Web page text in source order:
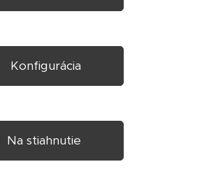
Konfigurácia
Na stiahnutie